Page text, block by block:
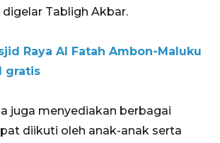
Tabligh Akbar.
Raya Al Fatah Ambon-Maluku
gratis
juga menyediakan berbagai
diikuti oleh anak-anak serta